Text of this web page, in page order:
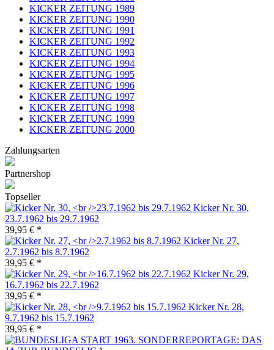
KICKER ZEITUNG 1989
KICKER ZEITUNG 1990
KICKER ZEITUNG 1991
KICKER ZEITUNG 1992
KICKER ZEITUNG 1993
KICKER ZEITUNG 1994
KICKER ZEITUNG 1995
KICKER ZEITUNG 1996
KICKER ZEITUNG 1997
KICKER ZEITUNG 1998
KICKER ZEITUNG 1999
KICKER ZEITUNG 2000
Zahlungsarten
Partnershop
Topseller
Kicker Nr. 30,
23.7.1962 bis 29.7.1962
39,95 € *
Kicker Nr. 27,
2.7.1962 bis 8.7.1962
39,95 € *
Kicker Nr. 29,
16.7.1962 bis 22.7.1962
39,95 € *
Kicker Nr. 28,
9.7.1962 bis 15.7.1962
39,95 € *